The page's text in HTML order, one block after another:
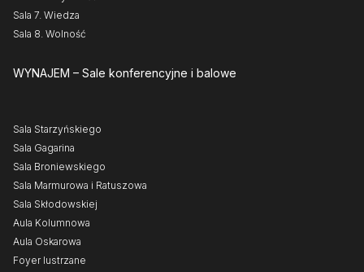
Sala 7. Wiedza
Sala 8. Wolność
WYNAJEM – Sale konferencyjne i balowe
Sala Starzyńskiego
Sala Gagarina
Sala Broniewskiego
Sala Marmurowa i Ratuszowa
Sala Skłodowskiej
Aula Kolumnowa
Aula Oskarowa
Foyer lustrzane